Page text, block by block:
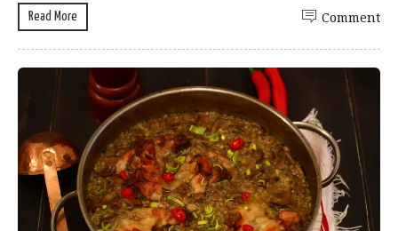
Read More Comment